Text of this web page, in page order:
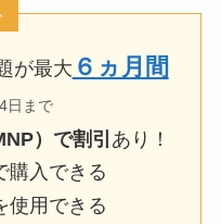
が最大 ６ヵ月間
日まで
）で割引 あり！
購入できる
使用できる